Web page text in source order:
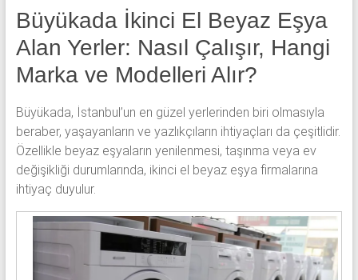
Büyükada İkinci El Beyaz Eşya
Alan Yerler: Nasıl Çalışır, Hangi
Marka ve Modelleri Alır?
Büyükada, İstanbul’un en güzel yerlerinden biri olmasıyla
beraber, yaşayanların ve yazlıkçıların ihtiyaçları da çeşitlidir.
Özellikle beyaz eşyaların yenilenmesi, taşınma veya ev
değişikliği durumlarında, ikinci el beyaz eşya firmalarına
ihtiyaç duyulur.